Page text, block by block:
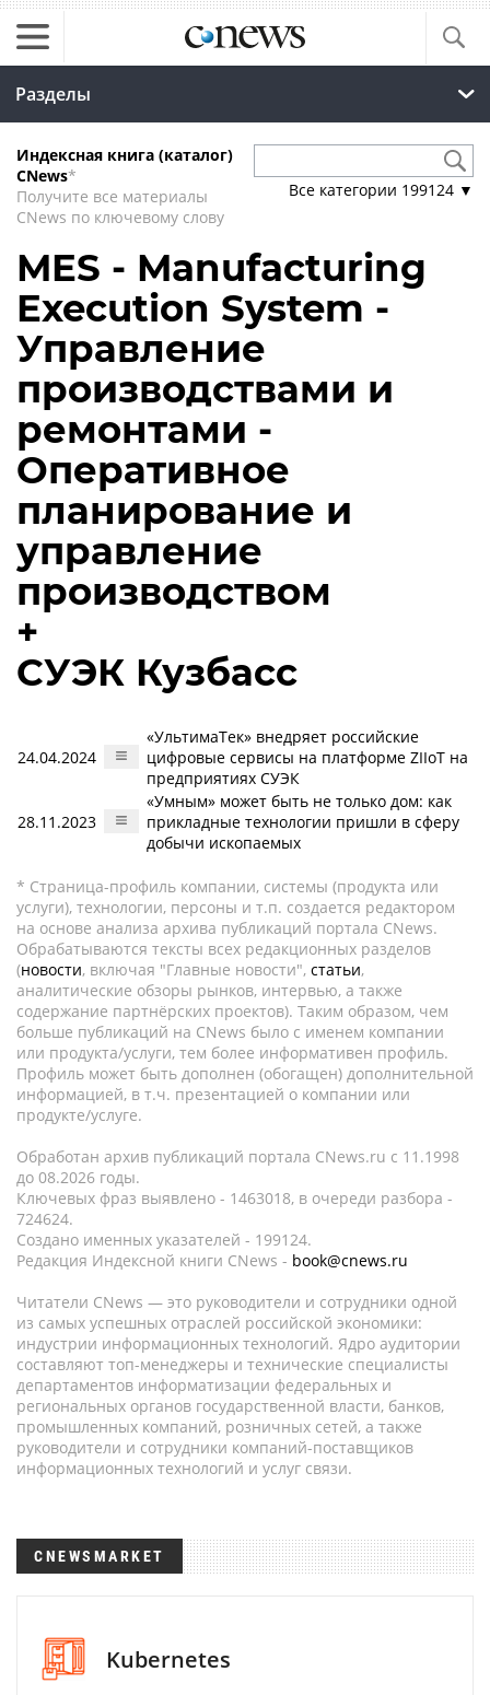
Разделы
Индексная книга (каталог)
CNews*
Получите все материалы
CNews по ключевому слову
Все категории 199124 ▼
MES - Manufacturing
Execution System -
Управление
производствами и
ремонтами -
Оперативное
планирование и
управление
производством
+
СУЭК Кузбасс
24.04.2024
«УльтимаТек» внедряет российские
цифровые сервисы на платформе ZIIoT на
предприятиях СУЭК
28.11.2023
«Умным» может быть не только дом: как
прикладные технологии пришли в сферу
добычи ископаемых
* Страница-профиль компании, системы (продукта или
услуги), технологии, персоны и т.п. создается редактором
на основе анализа архива публикаций портала CNews.
Обрабатываются тексты всех редакционных разделов
(новости, включая "Главные новости", статьи,
аналитические обзоры рынков, интервью, а также
содержание партнёрских проектов). Таким образом, чем
больше публикаций на CNews было с именем компании
или продукта/услуги, тем более информативен профиль.
Профиль может быть дополнен (обогащен) дополнительной
информацией, в т.ч. презентацией о компании или
продукте/услуге.
Обработан архив публикаций портала CNews.ru c 11.1998
до 08.2026 годы.
Ключевых фраз выявлено - 1463018, в очереди разбора -
724624.
Создано именных указателей - 199124.
Редакция Индексной книги CNews - book@cnews.ru
Читатели CNews — это руководители и сотрудники одной
из самых успешных отраслей российской экономики:
индустрии информационных технологий. Ядро аудитории
составляют топ-менеджеры и технические специалисты
департаментов информатизации федеральных и
региональных органов государственной власти, банков,
промышленных компаний, розничных сетей, а также
руководители и сотрудники компаний-поставщиков
информационных технологий и услуг связи.
CNEWSMARKET
Kubernetes